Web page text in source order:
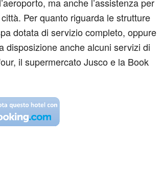
Per quanto riguarda le strutture
dotata di servizio completo, oppure
disposizione anche alcuni servizi di
il supermercato Jusco e la Book